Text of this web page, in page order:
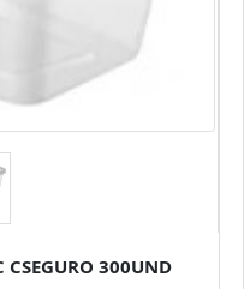
CSEGURO 300UND